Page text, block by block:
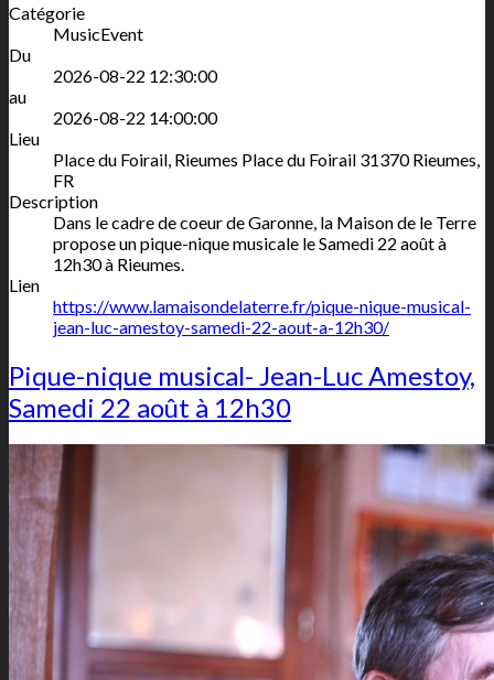
Catégorie
MusicEvent
Du
2026-08-22 12:30:00
au
2026-08-22 14:00:00
Lieu
Place du Foirail, Rieumes Place du Foirail 31370 Rieumes
FR
Description
Dans le cadre de coeur de Garonne, la Maison de le Terre
propose un pique-nique musicale le Samedi 22 août à
12h30 à Rieumes.
Lien
https://www.lamaisondelaterre.fr/pique-nique-musical-
jean-luc-amestoy-samedi-22-aout-a-12h30/
Pique-nique musical- Jean-Luc Amestoy,
Samedi 22 août à 12h30